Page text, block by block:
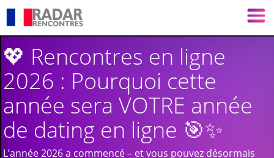
💖 Rencontres en ligne
2026 : Pourquoi cette
année sera VOTRE année
de dating en ligne 🎯✨
L’année 2026 a commencé – et vous pouvez désormais